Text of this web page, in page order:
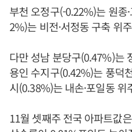
부천 오정구(-0.22%)는 원종
2%)는 비전·서정동 구축 위
다만 성남 분당구(0.47%)는
용인 수지구(0.42%)는 풍덕
시(0.38%)는 내손·포일동 위
11월 셋째주 전국 아파트값